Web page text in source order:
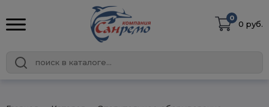
0
0 руб.